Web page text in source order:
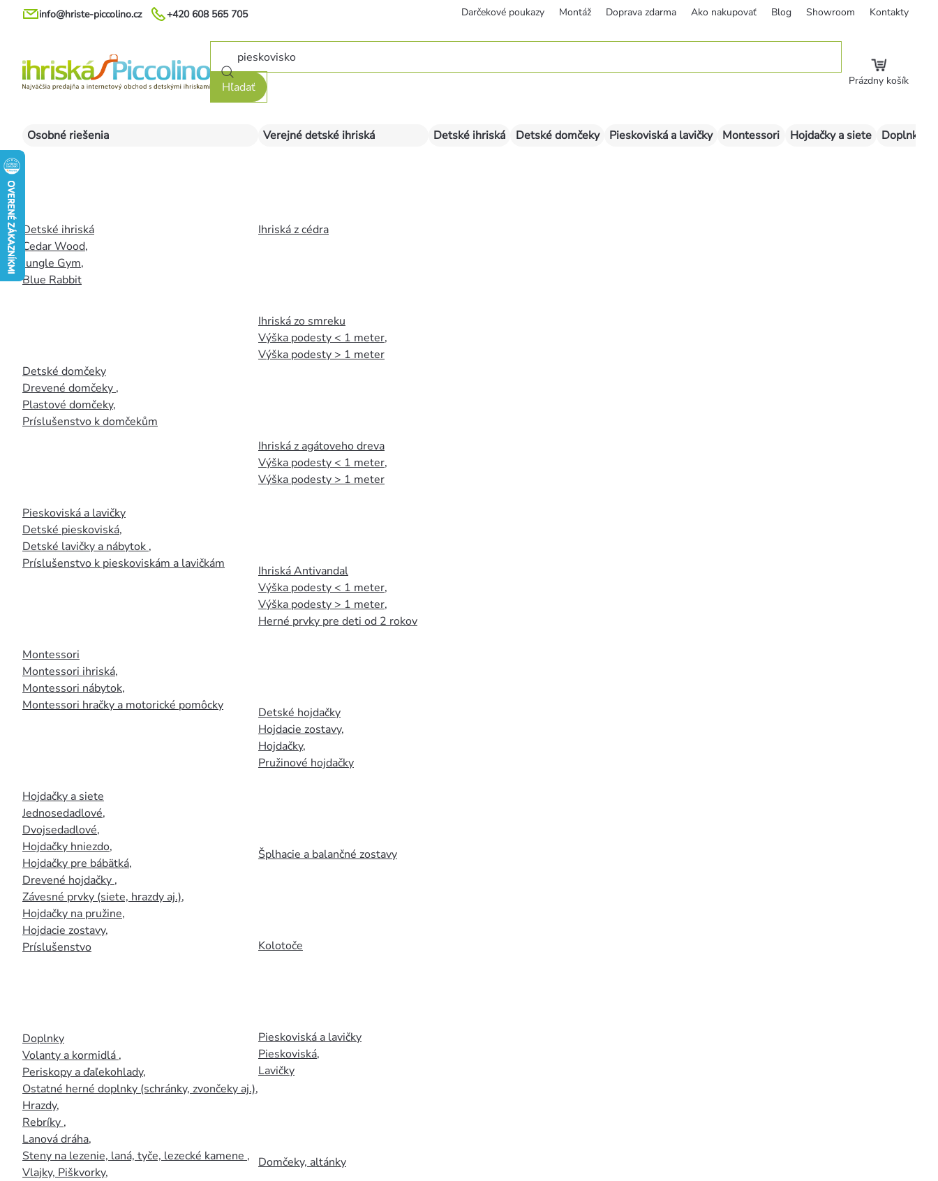
Prejsť
+420 608 565 705
info@hriste-piccolino.cz Darčekové poukazy Montáž Doprava zdarma Ako nakupovať Blog Showroom Kontakty
Hľadať Prázdny košík
Osobné riešenia
Detské ihriská
Cedar Wood,
Jungle Gym,
Blue Rabbit
Detské domčeky
Drevené domčeky ,
Plastové domčeky,
Príslušenstvo k domčekům
Pieskoviská a lavičky
Detské pieskoviská,
Detské lavičky a nábytok ,
Príslušenstvo k pieskoviskám a lavičkám
Montessori
Montessori ihriská,
Montessori nábytok,
Montessori hračky a motorické pomôcky
Hojdačky a siete
Jednosedadlové,
Dvojsedadlové,
Hojdačky hniezdo,
Hojdačky pre bábätká,
Drevené hojdačky ,
Závesné prvky (siete, hrazdy aj.),
Hojdačky na pružine,
Hojdacie zostavy,
Príslušenstvo
Doplnky
Volanty a kormidlá ,
Periskopy a ďaľekohlady,
Ostatné herné doplnky (schránky, zvončeky aj.),
Hrazdy,
Rebríky ,
Lanová dráha,
Steny na lezenie, laná, tyče, lezecké kamene ,
Vlajky, Piškvorky,
Verejné detské ihriská
Ihriská z cédra
Ihriská zo smreku
Výška podesty < 1 meter,
Výška podesty > 1 meter
Ihriská z agátoveho dreva
Výška podesty < 1 meter,
Výška podesty > 1 meter
Ihriská Antivandal
Výška podesty < 1 meter,
Výška podesty > 1 meter,
Herné prvky pre deti od 2 rokov
Detské hojdačky
Hojdacie zostavy,
Hojdačky,
Pružinové hojdačky
Šplhacie a balančné zostavy
Kolotoče
Pieskoviská a lavičky
Pieskoviská,
Lavičky
Domčeky, altánky
Detské ihriská Detské domčeky Pieskoviská a lavičky Montessori Hojdačky a siete Doplnky